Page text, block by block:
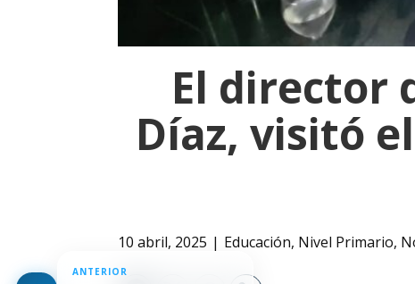
El director
Díaz, visitó
10 abril, 2025 Educación, Nivel Primario,
ANTERIOR